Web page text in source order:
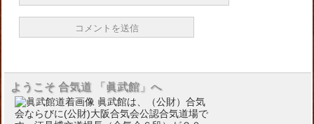
ようこそ 合気道 「眞武館」へ
眞武館は、（公財）合気
会ならびに(公財)大阪合気会公認合気道場で